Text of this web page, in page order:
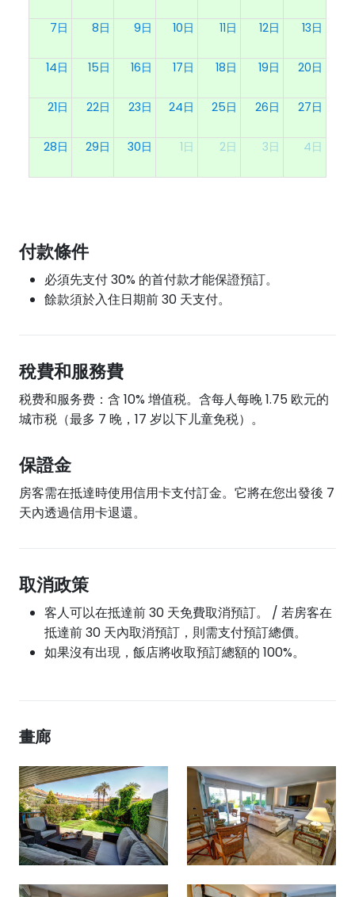
7日 8日 9日 10日 11日 12日 13日
14日 15日 16日 17日 18日 19日 20日
21日 22日 23日 24日 25日 26日 27日
28日 29日 30日 1日 2日 3日 4日
付款條件
必須先支付 30% 的首付款才能保證預訂。
餘款須於入住日期前 30 天支付。
稅費和服務費
税费和服务费：含 10% 增值税。含每人每晚 1.75 欧元的
城市税（最多 7 晚，17 岁以下儿童免税）。
保證金
房客需在抵達時使用信用卡支付訂金。它將在您出發後 7
天內透過信用卡退還。
取消政策
客人可以在抵達前 30 天免費取消預訂。 / 若房客在
抵達前 30 天內取消預訂，則需支付預訂總價。
如果沒有出現，飯店將收取預訂總額的 100%。
畫廊